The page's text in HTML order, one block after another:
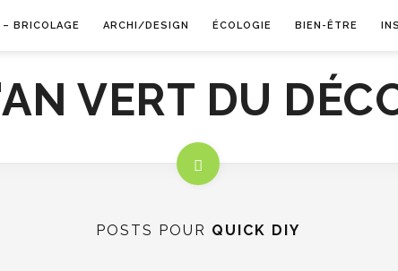
– BRICOLAGE ARCHI/DESIGN ÉCOLOGIE BIEN-ÊTRE
POSTS POUR QUICK DIY